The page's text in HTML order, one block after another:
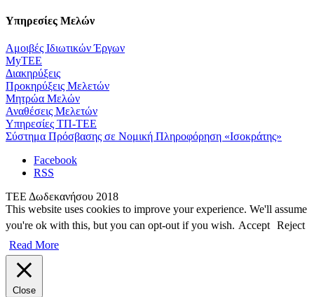
Υπηρεσίες Μελών
Αμοιβές Ιδιωτικών Έργων
MyTEE
Διακηρύξεις
Προκηρύξεις Μελετών
Μητρώα Μελών
Αναθέσεις Μελετών
Υπηρεσίες ΤΠ-ΤΕΕ
Σύστημα Πρόσβασης σε Νομική Πληροφόρηση «Ισοκράτης»
Facebook
RSS
ΤΕΕ Δωδεκανήσου 2018
This website uses cookies to improve your experience. We'll assume
you're ok with this, but you can opt-out if you wish. Accept Reject
Read More
Close